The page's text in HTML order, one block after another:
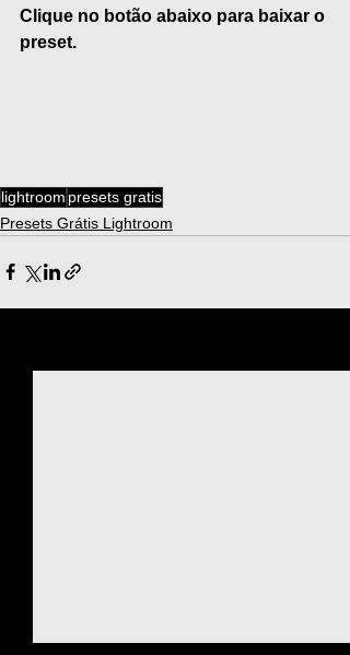
Clique no botão abaixo para baixar o
preset.
lightroom presets gratis
Presets Grátis Lightroom